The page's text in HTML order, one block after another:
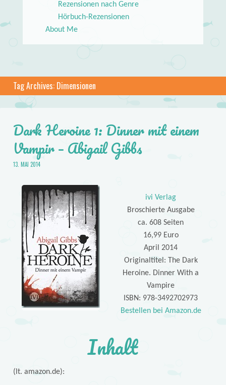
Rezensionen nach Genre
Hörbuch-Rezensionen
About Me
Tag Archives: Dimensionen
Dark Heroine 1: Dinner mit einem
Vampir – Abigail Gibbs
13. MAI 2014
ivi Verlag
Broschierte Ausgabe
ca. 608 Seiten
16,99 Euro
April 2014
Originaltitel: The Dark
Heroine. Dinner With a
Vampire
ISBN: 978-3492702973
Bestellen bei Amazon.de
Inhalt
(lt. amazon.de):